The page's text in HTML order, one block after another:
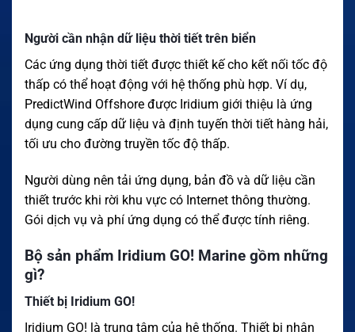
Người cần nhận dữ liệu thời tiết trên biển
Các ứng dụng thời tiết được thiết kế cho kết nối tốc độ
thấp có thể hoạt động với hệ thống phù hợp. Ví dụ,
PredictWind Offshore được Iridium giới thiệu là ứng
dụng cung cấp dữ liệu và định tuyến thời tiết hàng hải,
tối ưu cho đường truyền tốc độ thấp.
Người dùng nên tải ứng dụng, bản đồ và dữ liệu cần
thiết trước khi rời khu vực có Internet thông thường.
Gói dịch vụ và phí ứng dụng có thể được tính riêng.
Bộ sản phẩm Iridium GO! Marine gồm những
gì?
Thiết bị Iridium GO!
Iridium GO! là trung tâm của hệ thống. Thiết bị nhận